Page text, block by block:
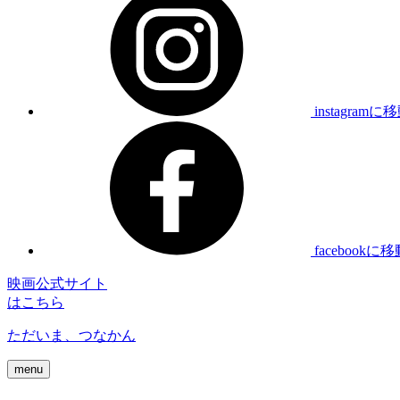
instagramに
facebookに移
映画公式サイト
はこちら
ただいま、つなかん
menu